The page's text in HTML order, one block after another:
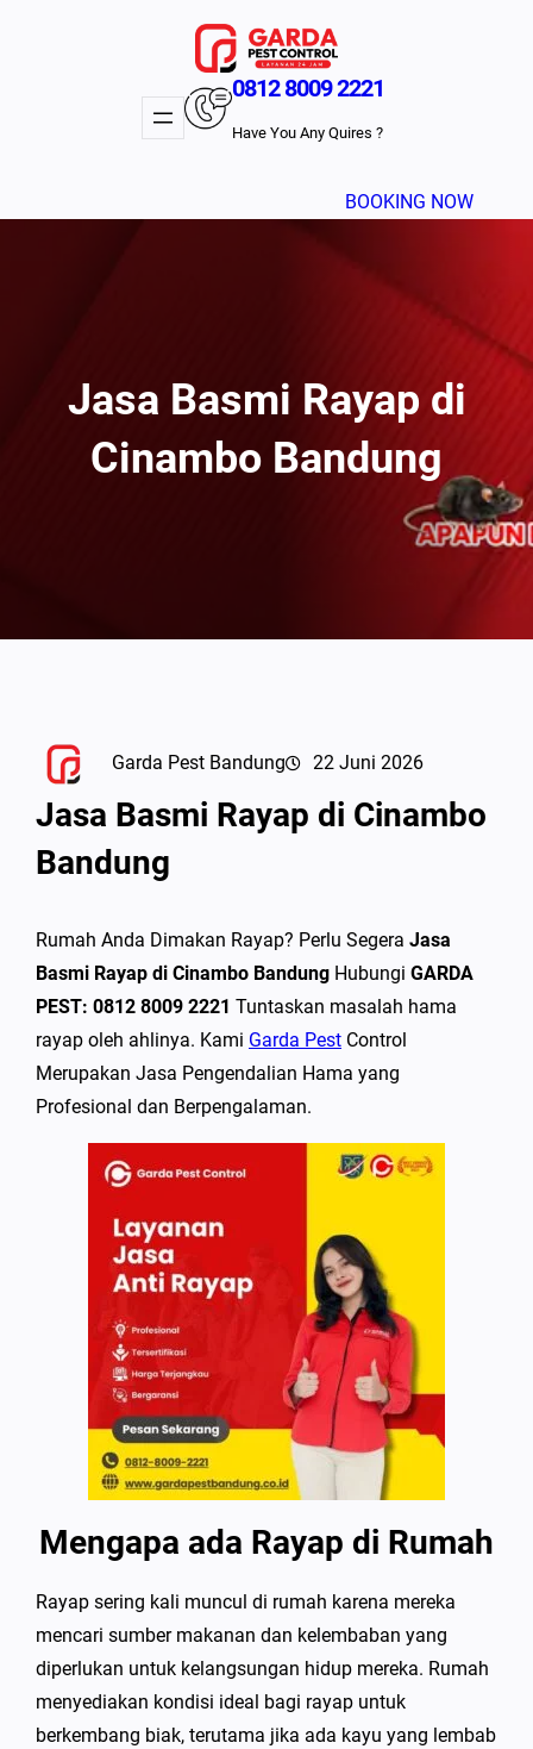
0812 8009 2221
Have You Any Quires ?
BOOKING NOW
Jasa Basmi Rayap di
Cinambo Bandung
Garda Pest Bandung 22 Juni 2026
Jasa Basmi Rayap di Cinambo
Bandung
Rumah Anda Dimakan Rayap? Perlu Segera Jasa
Basmi Rayap di Cinambo Bandung Hubungi GARDA
PEST: 0812 8009 2221 Tuntaskan masalah hama
rayap oleh ahlinya. Kami Garda Pest Control
Merupakan Jasa Pengendalian Hama yang
Profesional dan Berpengalaman.
Mengapa ada Rayap di Rumah
Rayap sering kali muncul di rumah karena mereka
mencari sumber makanan dan kelembaban yang
diperlukan untuk kelangsungan hidup mereka. Rumah
menyediakan kondisi ideal bagi rayap untuk
berkembang biak, terutama jika ada kayu yang lembab